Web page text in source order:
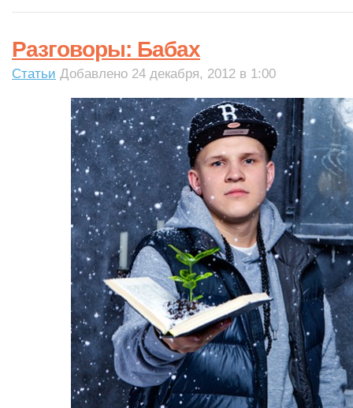
Разговоры: Бабах
Статьи Добавлено 24 декабря, 2012 в 1:00